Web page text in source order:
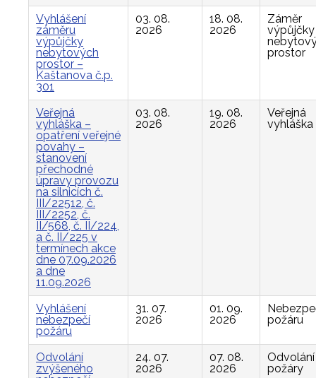
Vyhlášení
záměru
výpůjčky
nebytových
prostor –
Kaštanova č.p.
301
03. 08.
2026
18. 08.
2026
Záměr
výpůjčky
prostor
Veřejná
vyhláška –
opatření veřejné
povahy –
stanovení
přechodné
úpravy provozu
na silnicích č.
III/22512, č.
III/2252, č.
II/568, č. II/224,
a č. II/225 v
termínech akce
dne 07.09.2026
a dne
11.09.2026
03. 08.
2026
19. 08.
2026
Veřejná
vyhláška
Vyhlášení
nebezpečí
požáru
31. 07.
2026
01. 09.
2026
požáru
Odvolání
zvýšeného
24. 07.
2026
07. 08.
2026
Odvolání
požáry